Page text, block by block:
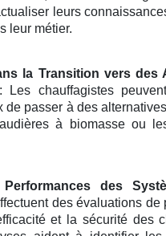
leurs
leur métier.
la Transition vers des
Les chauffagistes
de passer à des
à biomasse ou
des
des évaluations de
et la sécurité des